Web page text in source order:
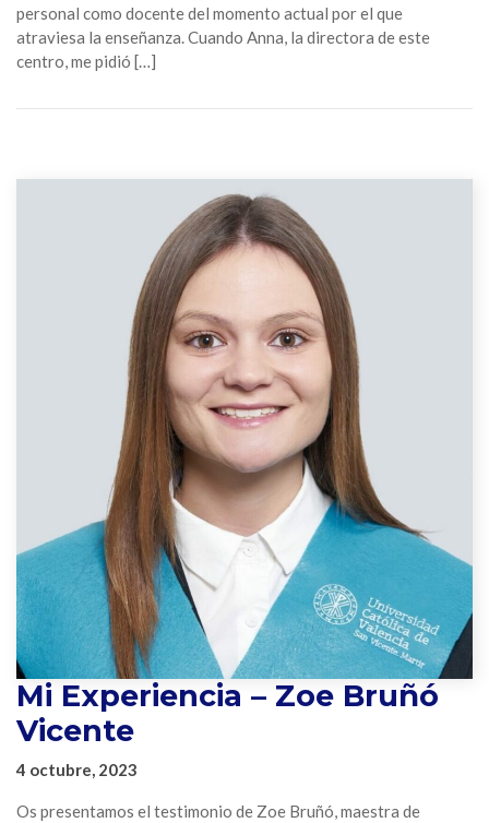
personal como docente del momento actual por el que
atraviesa la enseñanza. Cuando Anna, la directora de este
centro, me pidió […]
Mi Experiencia – Zoe Bruñó
Vicente
4 octubre, 2023
Os presentamos el testimonio de Zoe Bruñó, maestra de